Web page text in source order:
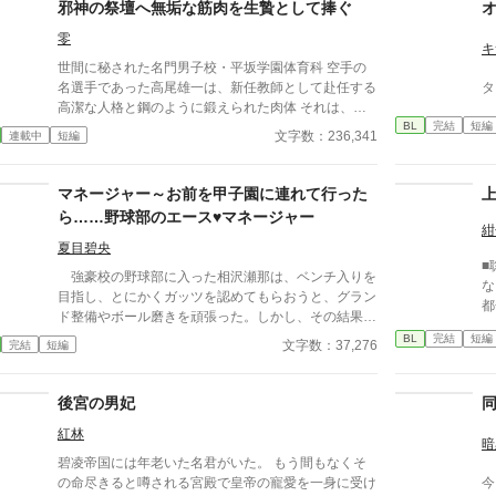
邪神の祭壇へ無垢な筋肉を生贄として捧ぐ
零
世間に秘された名門男子校・平坂学園体育科 空手の
名選手であった高尾雄一は、新任教師として赴任する
高潔な人格と鋼のように鍛えられた肉体 それは、学
園にとって最高の生贄の候補に他ならなかった 至高
の筋肉を持つ、精神を削られ意志をなくした青年を太
躍する 意志をなくし筋肉の操り人形と化した“デク”
消える教師 山奥の男子校で繰り広げられるダークフ
ァンタジー
連載中 短編 文字数：236,341
BL 完結 短編
マネージャー～お前を甲子園に連れて行った
ら……野球部のエース♥マネージャー
夏目碧央
強豪校の野球部に入った相沢瀬那は、ベンチ入りを
目指し、とにかくガッツを認めてもらおうと、グラン
ド整備やボール磨きを頑張った。しかし、その結果は
「マネージャーにならないか？」という監督からの言
葉。瀬那は葛藤の末、マネージャーに転身する。
の才能を羨ましく思っていたが、マネージャーとして
している事を知る。
完結 短編 文字数：37,276
■
BL 完結 短編
後宮の男妃
紅林
碧凌帝国には年老いた名君がいた。 もう間もなくそ
の命尽きると噂される宮殿で皇帝の寵愛を一身に受け